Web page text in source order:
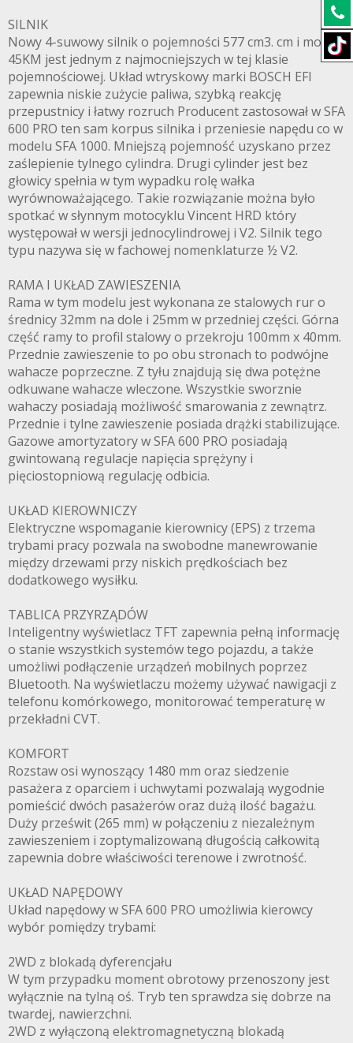
SILNIK
Nowy 4-suwowy silnik o pojemności 577 cm3. cm i mocy
45KM jest jednym z najmocniejszych w tej klasie
pojemnościowej. Układ wtryskowy marki BOSCH EFI
zapewnia niskie zużycie paliwa, szybką reakcję
przepustnicy i łatwy rozruch Producent zastosował w SFA
600 PRO ten sam korpus silnika i przeniesie napędu co w
modelu SFA 1000. Mniejszą pojemność uzyskano przez
zaślepienie tylnego cylindra. Drugi cylinder jest bez
głowicy spełnia w tym wypadku rolę wałka
wyrównoważającego. Takie rozwiązanie można było
spotkać w słynnym motocyklu Vincent HRD który
występował w wersji jednocylindrowej i V2. Silnik tego
typu nazywa się w fachowej nomenklaturze ½ V2.
RAMA I UKŁAD ZAWIESZENIA
Rama w tym modelu jest wykonana ze stalowych rur o
średnicy 32mm na dole i 25mm w przedniej części. Górna
część ramy to profil stalowy o przekroju 100mm x 40mm.
Przednie zawieszenie to po obu stronach to podwójne
wahacze poprzeczne. Z tyłu znajdują się dwa potężne
odkuwane wahacze wleczone. Wszystkie sworznie
wahaczy posiadają możliwość smarowania z zewnątrz.
Przednie i tylne zawieszenie posiada drążki stabilizujące.
Gazowe amortyzatory w SFA 600 PRO posiadają
gwintowaną regulacje napięcia sprężyny i
pięciostopniową regulację odbicia.
UKŁAD KIEROWNICZY
Elektryczne wspomaganie kierownicy (EPS) z trzema
trybami pracy pozwala na swobodne manewrowanie
między drzewami przy niskich prędkościach bez
dodatkowego wysiłku.
TABLICA PRZYRZĄDÓW
Inteligentny wyświetlacz TFT zapewnia pełną informację
o stanie wszystkich systemów tego pojazdu, a także
umożliwi podłączenie urządzeń mobilnych poprzez
Bluetooth. Na wyświetlaczu możemy używać nawigacji z
telefonu komórkowego, monitorować temperaturę w
przekładni CVT.
KOMFORT
Rozstaw osi wynoszący 1480 mm oraz siedzenie
pasażera z oparciem i uchwytami pozwalają wygodnie
pomieścić dwóch pasażerów oraz dużą ilość bagażu.
Duży prześwit (265 mm) w połączeniu z niezależnym
zawieszeniem i zoptymalizowaną długością całkowitą
zapewnia dobre właściwości terenowe i zwrotność.
UKŁAD NAPĘDOWY
Układ napędowy w SFA 600 PRO umożliwia kierowcy
wybór pomiędzy trybami:
2WD z blokadą dyferencjału
W tym przypadku moment obrotowy przenoszony jest
wyłącznie na tylną oś. Tryb ten sprawdza się dobrze na
twardej, nawierzchni.
2WD z wyłączoną elektromagnetyczną blokadą